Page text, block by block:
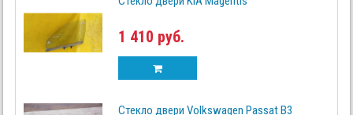
1 410 руб.
Стекло двери Volkswagen Passat B3